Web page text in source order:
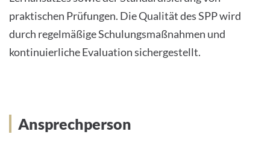
praktischen Prüfungen. Die Qualität des SPP wird
durch regelmäßige Schulungsmaßnahmen und
kontinuierliche Evaluation sichergestellt.
Ansprechperson